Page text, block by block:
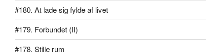
#180. At lade sig fylde af livet
#179. Forbundet (II)
#178. Stille rum